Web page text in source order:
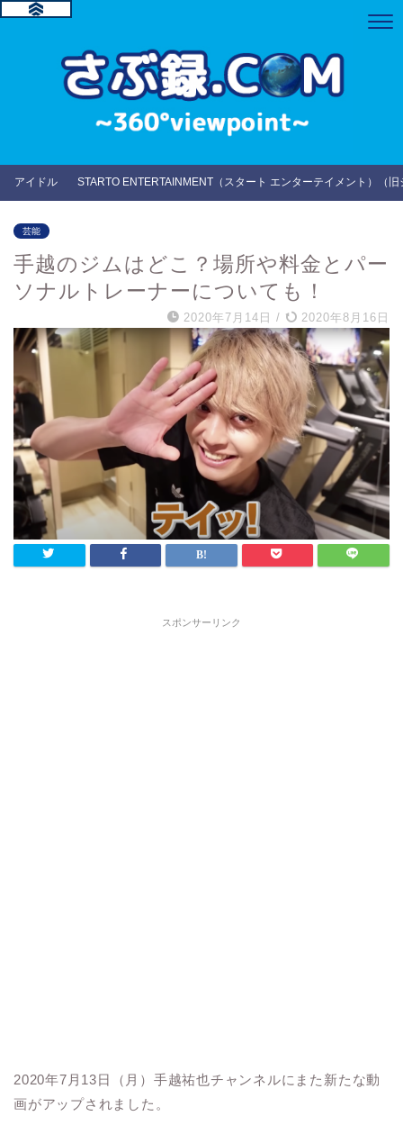
アイドル STARTO ENTERTAINMENT（スタート エンターテイメント）（
芸能
手越のジムはどこ？場所や料金とパー
ソナルトレーナーについても！
2020年7月14日 / 2020年8月16日
スポンサーリンク
2020年7月13日（月）手越祐也チャンネルにまた新たな動
画がアップされました。